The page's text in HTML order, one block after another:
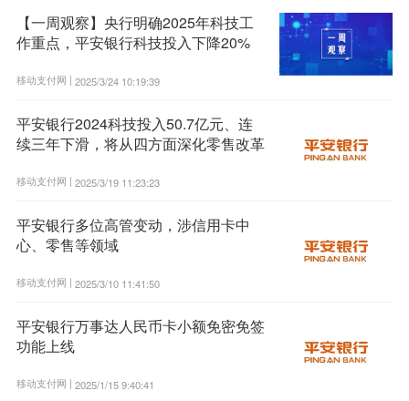
【一周观察】央行明确2025年科技工
作重点，平安银行科技投入下降20%
移动支付网 | 2025/3/24 10:19:39
平安银行2024科技投入50.7亿元、连
续三年下滑，将从四方面深化零售改革
移动支付网 | 2025/3/19 11:23:23
平安银行多位高管变动，涉信用卡中
心、零售等领域
移动支付网 | 2025/3/10 11:41:50
平安银行万事达人民币卡小额免密免签
功能上线
移动支付网 | 2025/1/15 9:40:41